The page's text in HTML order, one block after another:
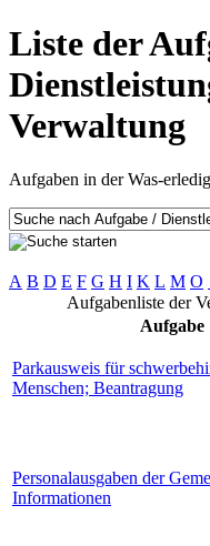
Liste der
Verwaltung
Aufgaben in der Was-
A B D E F G H I K L M O
Aufgabenliste der
Aufgabe
Parkausweis für
Menschen; Beantragung
Personalausgaben der
Informationen